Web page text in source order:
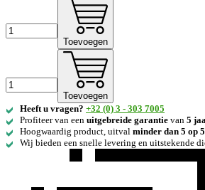
Toevoegen
Toevoegen
Heeft u vragen? +32 (0) 3 - 303 7005
Profiteer van een uitgebreide garantie van 5
Hoogwaardig product, uitval minder dan 5 op
Wij bieden een snelle levering en uitstekende